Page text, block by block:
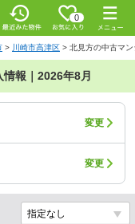
0
> 川崎市高津区 > 北見方の中古マ
報｜2026年8月
変更
変更